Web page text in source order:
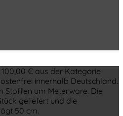
€ aus der Kategorie
innerhalb Deutschland.
Stoffen um Meterware. Die
geliefert und die
50 cm.